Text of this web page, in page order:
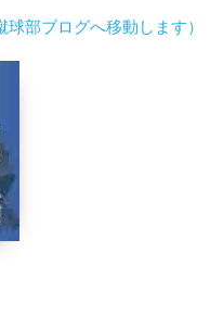
部ブログへ移動します）